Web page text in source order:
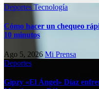
Deportes Tecnología
Cómo hacer un chequeo
10 minutos
Ago 5, 2026 Mi Prensa
Deportes
Gipzy «El Ángel» Díaz